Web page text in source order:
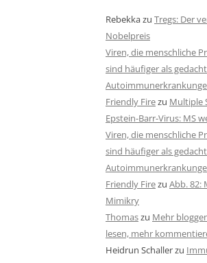
Rebekkazu Tregs: Der
Nobelpreis
Viren, die menschliche
sind häufiger als
Friendly Firezu Multiple
Epstein-Barr-Virus: MS
Viren, die menschliche
sind häufiger als
Friendly Firezu Abb. 82:
Mimikry
Thomaszu Mehr
lesen, mehr
Heidrun Schallerzu